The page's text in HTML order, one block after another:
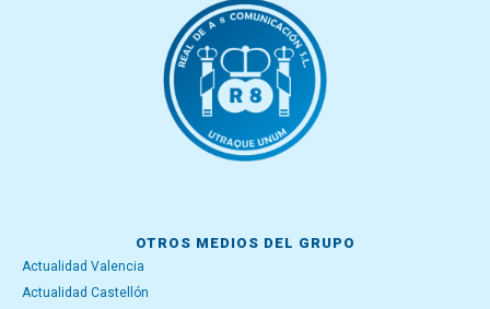
OTROS MEDIOS DEL GRUPO
Actualidad Valencia
Actualidad Castellón